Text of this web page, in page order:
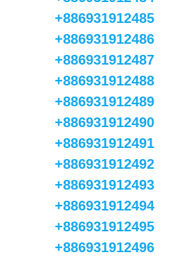
+886931912485
+886931912486
+886931912487
+886931912488
+886931912489
+886931912490
+886931912491
+886931912492
+886931912493
+886931912494
+886931912495
+886931912496